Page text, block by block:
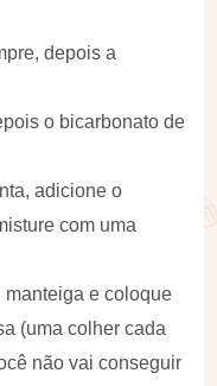
depois a
o bicarbonato de
adicione o
com uma
manteiga e coloque
(uma colher cada
não vai conseguir